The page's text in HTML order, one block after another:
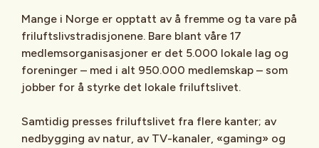
Mange i Norge er opptatt av å fremme og ta vare på
friluftslivstradisjonene. Bare blant våre 17
medlemsorganisasjoner er det 5.000 lokale lag og
foreninger – med i alt 950.000 medlemskap – som
jobber for å styrke det lokale friluftslivet.
Samtidig presses friluftslivet fra flere kanter; av
nedbygging av natur, av TV-kanaler, «gaming» og